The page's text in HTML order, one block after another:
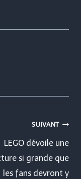
SUIVANT
LEGO dévoile une
si grande que
les fans devront y